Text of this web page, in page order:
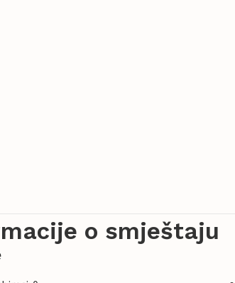
o smještaju